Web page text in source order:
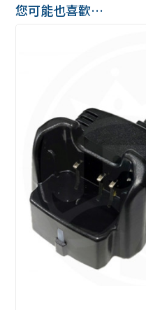
您可能也喜歡…